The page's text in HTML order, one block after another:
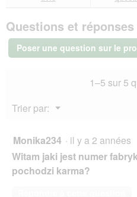
v
e
t
'
n
e
b
o
sur
nourriture
humide
chat
adulte,
g
réponses
Questions et
Poser une question sur le
1–5 sur 5
Trier par:
▼
Menu
Monika234 · il y a 2 années
Witam jaki jest numer
pochodzi karma?